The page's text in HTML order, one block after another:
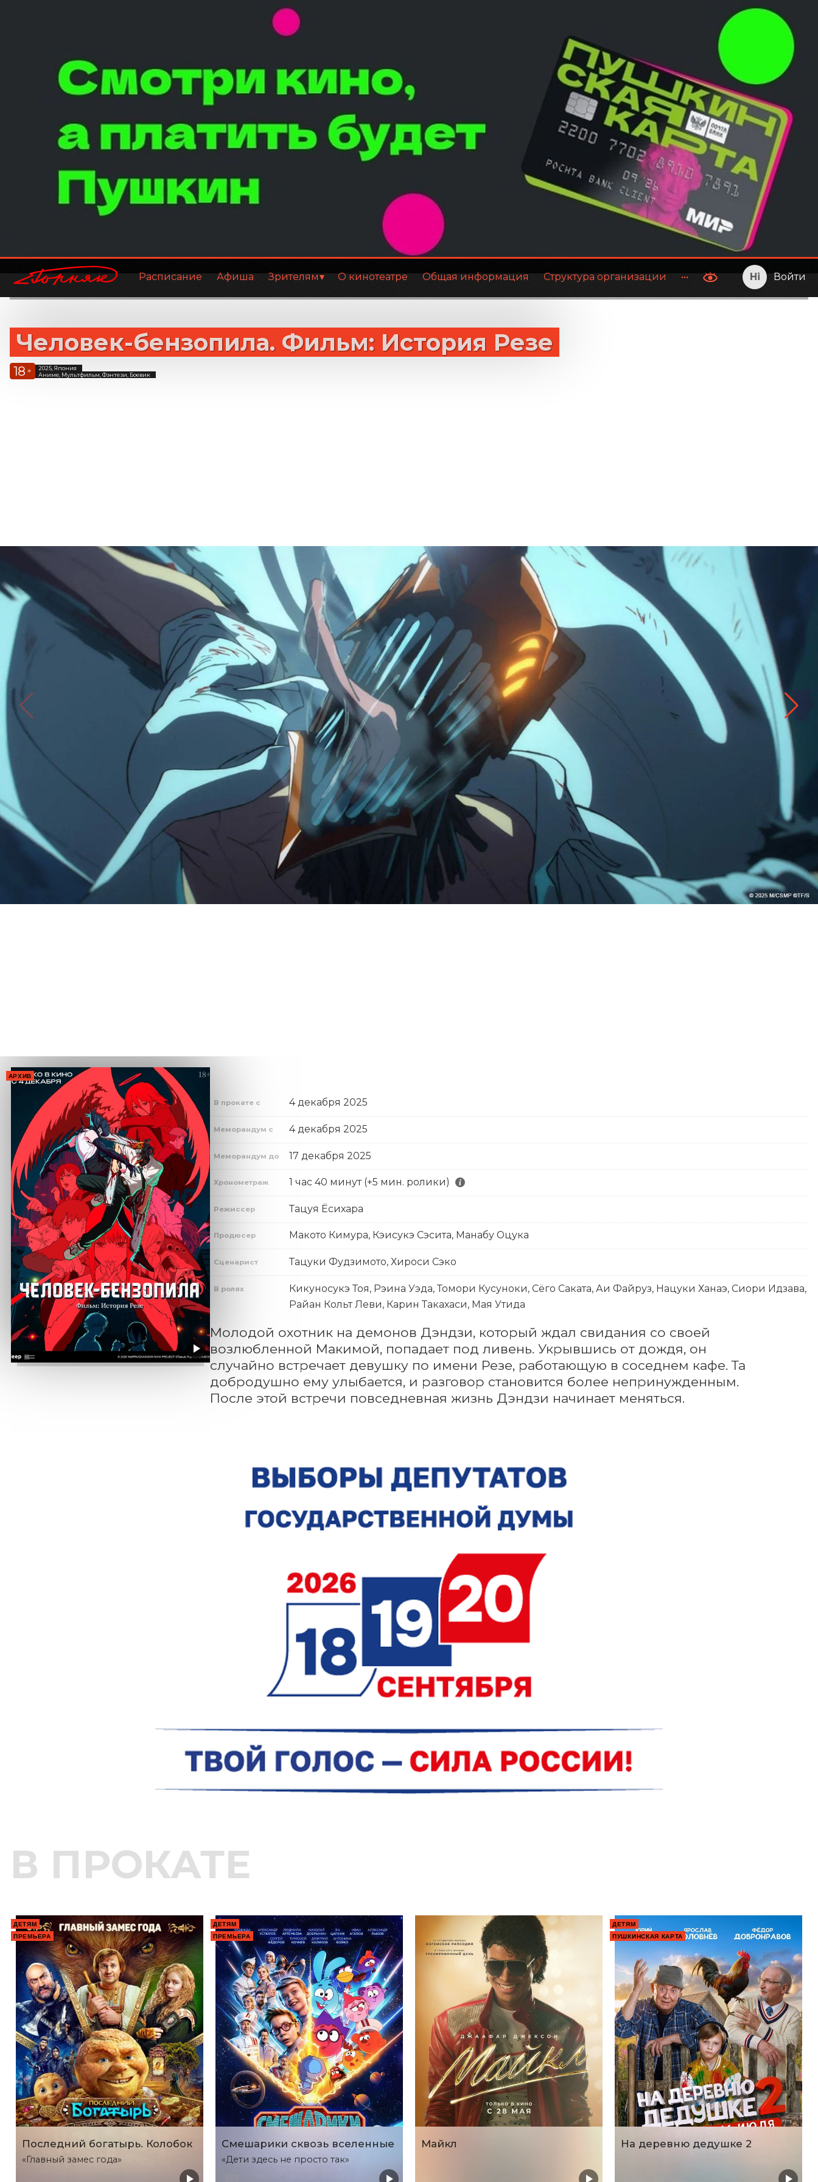
Расписание Афиша Зрителям О кинотеатре Общая информация Структура организации ••• Войти
Человек-бензопила. Фильм: История Резе
18 +
2025, Япония
Аниме, Мультфильм, Фэнтези, Боевик
АРХИВ
В прокате с 4 декабря 2025
Меморандум с 4 декабря 2025
Меморандум до 17 декабря 2025
Хронометраж 1 час 40 минут (+5 мин. ролики)
Режиссер Тацуя Ёсихара
Продюсер Макото Кимура, Кэисукэ Сэсита, Манабу Оцука
Сценарист Тацуки Фудзимото, Хироси Сэко
В ролях
Кикуносукэ Тоя, Рэина Уэда, Томори Кусуноки, Сёго Саката, Аи Файруз, Нацуки Ханаэ, Сиори Идзава,
Райан Кольт Леви, Карин Такахаси, Мая Утида
Молодой охотник на демонов Дэндзи, который ждал свидания со своей
возлюбленной Макимой, попадает под ливень. Укрывшись от дождя, он
случайно встречает девушку по имени Резе, работающую в соседнем кафе. Та
добродушно ему улыбается, и разговор становится более непринужденным.
После этой встречи повседневная жизнь Дэндзи начинает меняться.
В ПРОКАТЕ
ДЕТЯМ
ПРЕМЬЕРА
Последний богатырь. Колобок
«Главный замес года»
ДЕТЯМ
ПРЕМЬЕРА
Смешарики сквозь вселенные
«Дети здесь не просто так»
Майкл
ДЕТЯМ
ПУШКИНСКАЯ КАРТА
На деревню дедушке 2